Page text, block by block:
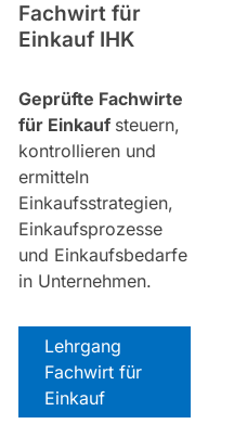
Fachwirt für
Einkauf IHK
Geprüfte Fachwirte
für Einkauf steuern,
kontrollieren und
ermitteln
Einkaufsstrategien,
Einkaufsprozesse
und Einkaufsbedarfe
in Unternehmen.
Lehrgang
Fachwirt für
Einkauf